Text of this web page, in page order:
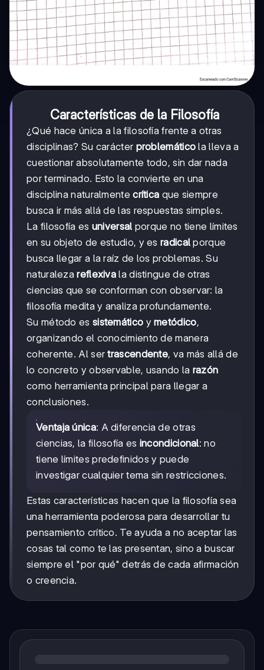
Características de la Filosofía
¿Qué hace única a la filosofía frente a otras
disciplinas? Su carácter problemático la lleva a
cuestionar absolutamente todo, sin dar nada
por terminado. Esto la convierte en una
disciplina naturalmentecrítica que siempre
busca ir más allá de las respuestas simples.
La filosofía es universal porque no tiene límites
en su objeto de estudio, y esradical porque
busca llegar a la raíz de los problemas. Su
naturalezareflexiva la distingue de otras
ciencias que se conforman con observar: la
filosofía medita y analiza profundamente.
Su método es sistemático ymetódico,
organizando el conocimiento de manera
coherente. Al sertrascendente, va más allá de
lo concreto y observable, usando la razón
como herramienta principal para llegar a
conclusiones.
Ventaja única: A diferencia de otras
ciencias, la filosofía es incondicional: no
tiene límites predefinidos y puede
investigar cualquier tema sin restricciones.
Estas características hacen que la filosofía sea
una herramienta poderosa para desarrollar tu
pensamiento crítico. Te ayuda a no aceptar las
cosas tal como te las presentan, sino a buscar
siempre el "por qué" detrás de cada afirmación
o creencia.